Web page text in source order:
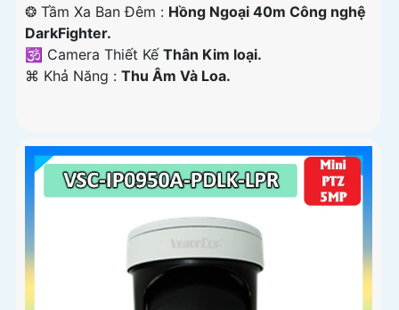
❂ Tầm Xa Ban Đêm : Hồng Ngoại 40m Công nghệ
DarkFighter.
🕉️ Camera Thiết Kế Thân Kim loại.
️⌘ Khả Năng : Thu Âm Và Loa.